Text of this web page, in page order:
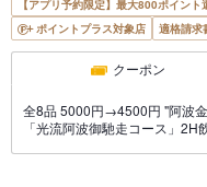
【アプリ予約限定】最大800ポイント
ポイントプラス対象店
適格請求
クーポン
全8品 5000円→4500円 "阿波
「光流阿波御馳走コース」2H